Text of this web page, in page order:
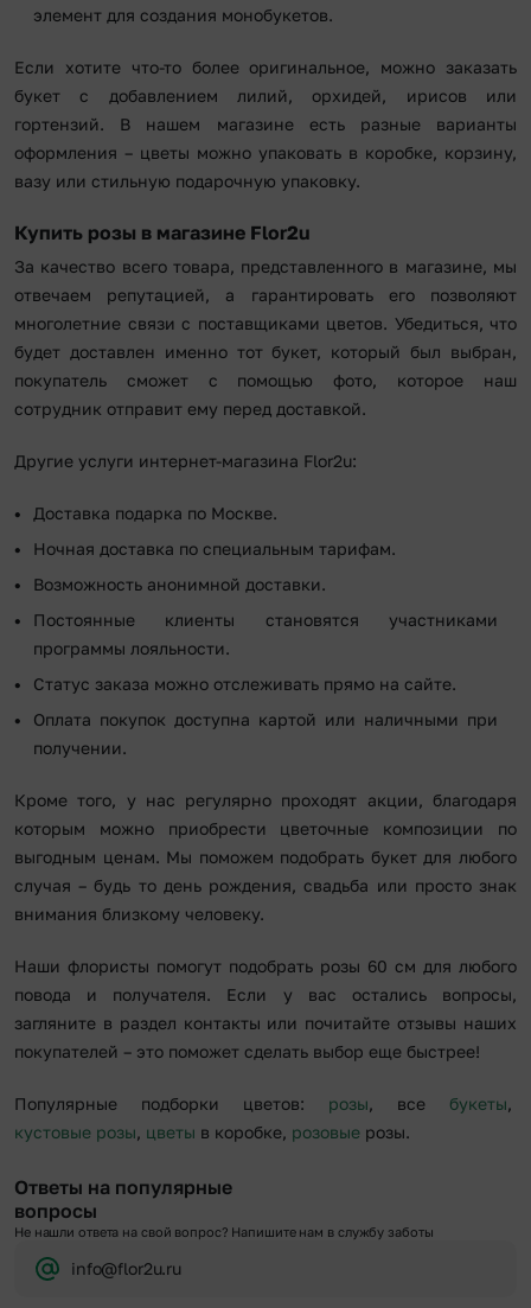
элемент для создания монобукетов.
Если хотите что-то более оригинальное, можно заказать
букет с добавлением лилий, орхидей, ирисов или
гортензий. В нашем магазине есть разные варианты
оформления – цветы можно упаковать в коробке, корзину,
вазу или стильную подарочную упаковку.
Купить розы в магазине Flor2u
За качество всего товара, представленного в магазине, мы
отвечаем репутацией, а гарантировать его позволяют
многолетние связи с поставщиками цветов. Убедиться, что
будет доставлен именно тот букет, который был выбран,
покупатель сможет с помощью фото, которое наш
сотрудник отправит ему перед доставкой.
Другие услуги интернет-магазина Flor2u:
Доставка подарка по Москве.
Ночная доставка по специальным тарифам.
Возможность анонимной доставки.
Постоянные клиенты становятся участниками
программы лояльности.
Статус заказа можно отслеживать прямо на сайте.
Оплата покупок доступна картой или наличными при
получении.
Кроме того, у нас регулярно проходят акции, благодаря
которым можно приобрести цветочные композиции по
выгодным ценам. Мы поможем подобрать букет для любого
случая – будь то день рождения, свадьба или просто знак
внимания близкому человеку.
Наши флористы помогут подобрать розы 60 см для любого
повода и получателя. Если у вас остались вопросы,
загляните в раздел контакты или почитайте отзывы наших
покупателей – это поможет сделать выбор еще быстрее!
Популярные подборки цветов: розы, все букеты,
кустовые розы, цветы в коробке, розовые розы.
Ответы на популярные
вопросы
Не нашли ответа на свой вопрос? Напишите нам в службу заботы
info@flor2u.ru